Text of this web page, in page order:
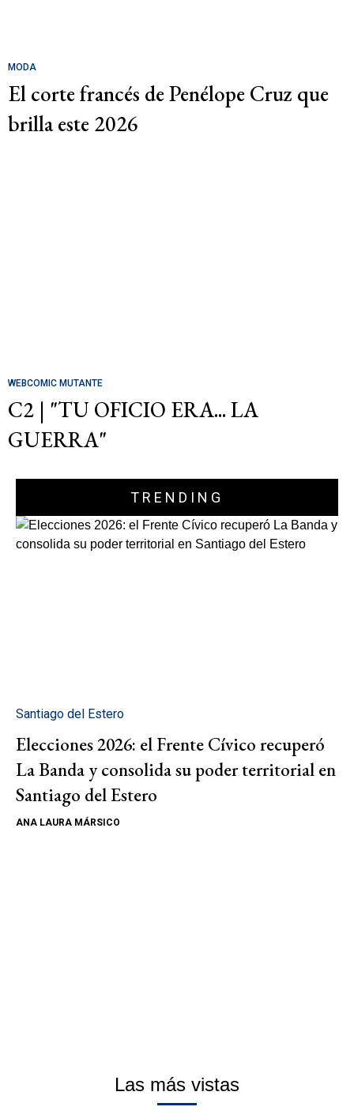
MODA
El corte francés de Penélope Cruz que
brilla este 2026
WEBCOMIC MUTANTE
C2 | "TU OFICIO ERA... LA
GUERRA"
TRENDING
Santiago del Estero
Elecciones 2026: el Frente Cívico recuperó
La Banda y consolida su poder territorial en
Santiago del Estero
ANA LAURA MÁRSICO
Las más vistas